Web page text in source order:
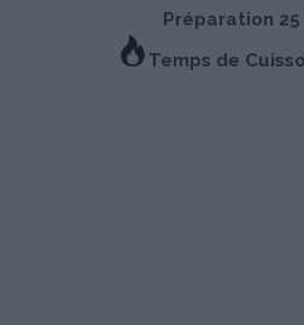
Préparation
Temps de